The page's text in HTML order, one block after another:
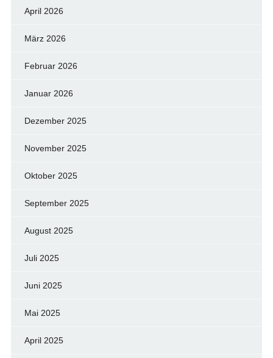
April 2026
März 2026
Februar 2026
Januar 2026
Dezember 2025
November 2025
Oktober 2025
September 2025
August 2025
Juli 2025
Juni 2025
Mai 2025
April 2025